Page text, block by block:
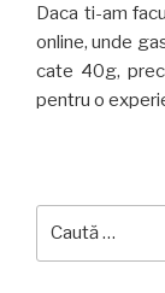
Daca ti-am
online, unde
cate 40g,
pentru o